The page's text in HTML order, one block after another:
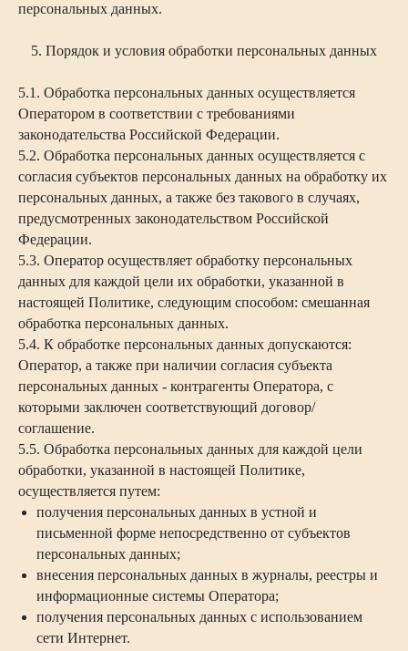
персональных данных.
5. Порядок и условия обработки персональных данных
5.1. Обработка персональных данных осуществляется
Оператором в соответствии с требованиями
законодательства Российской Федерации.
5.2. Обработка персональных данных осуществляется с
согласия субъектов персональных данных на обработку их
персональных данных, а также без такового в случаях,
предусмотренных законодательством Российской
Федерации.
5.3. Оператор осуществляет обработку персональных
данных для каждой цели их обработки, указанной в
настоящей Политике, следующим способом: смешанная
обработка персональных данных.
5.4. К обработке персональных данных допускаются:
Оператор, а также при наличии согласия субъекта
персональных данных - контрагенты Оператора, с
которыми заключен соответствующий договор/
соглашение.
5.5. Обработка персональных данных для каждой цели
обработки, указанной в настоящей Политике,
осуществляется путем:
получения персональных данных в устной и
письменной форме непосредственно от субъектов
персональных данных;
внесения персональных данных в журналы, реестры и
информационные системы Оператора;
получения персональных данных с использованием
сети Интернет.